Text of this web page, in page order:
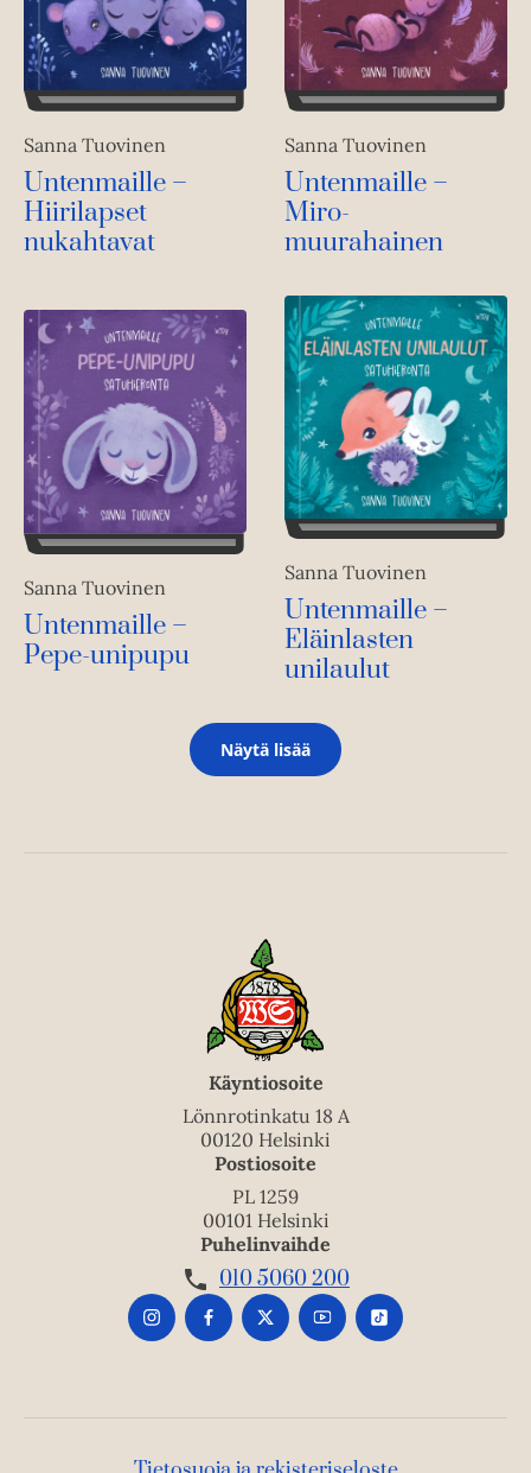
Sanna Tuovinen
Untenmaille –
Hiirilapset
nukahtavat
Sanna Tuovinen
Untenmaille –
Miro-
muurahainen
Sanna Tuovinen
Untenmaille –
Pepe-unipupu
Sanna Tuovinen
Untenmaille –
Eläinlasten
unilaulut
Näytä lisää
Käyntiosoite
Lönnrotinkatu 18 A
00120 Helsinki
Postiosoite
PL 1259
00101 Helsinki
Puhelinvaihde
010 5060 200